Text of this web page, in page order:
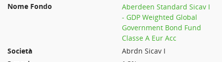
Aberdeen Standard Sicav I
- GDP Weighted Global
Government Bond Fund
Classe A Eur Acc
Abrdn Sicav I